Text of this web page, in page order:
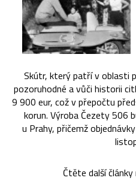
Skútr, který patří v oblasti
pozoruhodné a vůči historii
9 900 eur, což v přepočtu
korun. Výroba Čezety 506
u Prahy, přičemž
Čtěte další